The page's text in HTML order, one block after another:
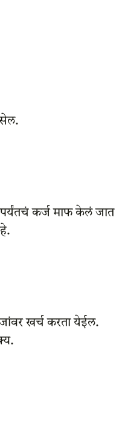
कर्ज माफ केलं जात
खर्च करता येईल.